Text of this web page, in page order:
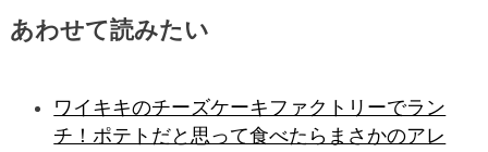
あわせて読みたい
ワイキキのチーズケーキファクトリーでラン
チ！ポテトだと思って食べたらまさかのアレ